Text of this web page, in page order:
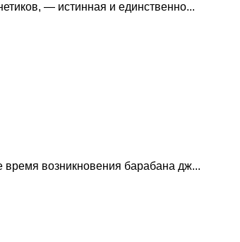
— истинная и единственно...
возникновения барабана дж...